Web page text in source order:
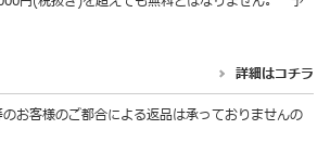
詳細はコチラ
お客様のご都合による返品は承っておりませんの